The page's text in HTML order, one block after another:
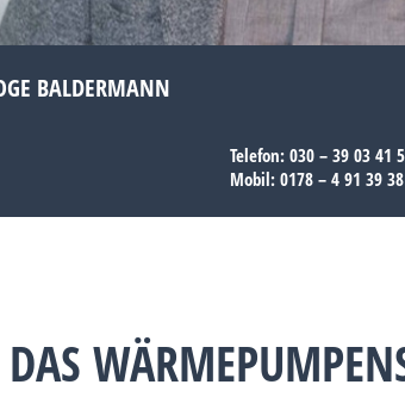
BALDERMANN
Telefon: 030 – 39 03 41
Mobil: 0178 – 4 91 39 38